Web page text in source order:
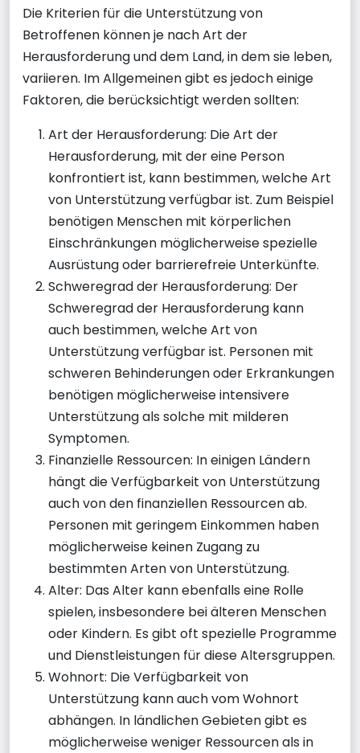
Die Kriterien für die Unterstützung von
Betroffenen können je nach Art der
Herausforderung und dem Land, in dem sie leben,
variieren. Im Allgemeinen gibt es jedoch einige
Faktoren, die berücksichtigt werden sollten:
Art der Herausforderung: Die Art der
Herausforderung, mit der eine Person
konfrontiert ist, kann bestimmen, welche Art
von Unterstützung verfügbar ist. Zum Beispiel
benötigen Menschen mit körperlichen
Einschränkungen möglicherweise spezielle
Ausrüstung oder barrierefreie Unterkünfte.
Schweregrad der Herausforderung: Der
Schweregrad der Herausforderung kann
auch bestimmen, welche Art von
Unterstützung verfügbar ist. Personen mit
schweren Behinderungen oder Erkrankungen
benötigen möglicherweise intensivere
Unterstützung als solche mit milderen
Symptomen.
Finanzielle Ressourcen: In einigen Ländern
hängt die Verfügbarkeit von Unterstützung
auch von den finanziellen Ressourcen ab.
Personen mit geringem Einkommen haben
möglicherweise keinen Zugang zu
bestimmten Arten von Unterstützung.
Alter: Das Alter kann ebenfalls eine Rolle
spielen, insbesondere bei älteren Menschen
oder Kindern. Es gibt oft spezielle Programme
und Dienstleistungen für diese Altersgruppen.
Wohnort: Die Verfügbarkeit von
Unterstützung kann auch vom Wohnort
abhängen. In ländlichen Gebieten gibt es
möglicherweise weniger Ressourcen als in